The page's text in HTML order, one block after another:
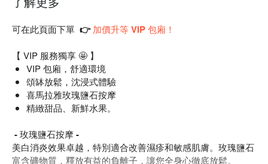
可在此頁面下單 👉加價升等 VIP 包廂！
【 VIP 服務獨享 🤩 】
VIP 包廂，舒適環境
頌缽放鬆，沈浸式體驗
喜馬拉雅玫瑰鹽石按摩
精緻甜品、新鮮水果。
- 玫瑰鹽石按摩 -
美白消炎效果卓越，特別適合改善濕疹和敏感肌膚。玫瑰鹽石
富含礦物質，釋放有益的負離子，讓您全身心徹底放鬆。